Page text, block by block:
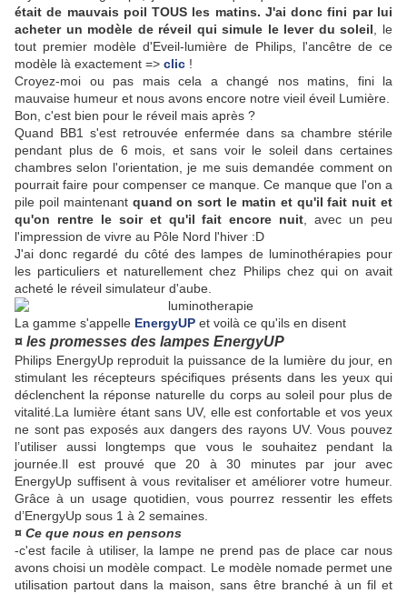
était de mauvais poil TOUS les matins. J'ai donc fini par lui
acheter un modèle de réveil qui simule le lever du soleil , le
tout premier modèle d'Eveil-lumière de Philips, l'ancêtre de ce
modèle là exactement => clic !
Croyez-moi ou pas mais cela a changé nos matins, fini la
mauvaise humeur et nous avons encore notre vieil éveil Lumière.
Bon, c'est bien pour le réveil mais après ?
Quand BB1 s'est retrouvée enfermée dans sa chambre stérile
pendant plus de 6 mois, et sans voir le soleil dans certaines
chambres selon l'orientation, je me suis demandée comment on
pourrait faire pour compenser ce manque. Ce manque que l'on a
pile poil maintenant quand on sort le matin et qu'il fait nuit et
qu'on rentre le soir et qu'il fait encore nuit , avec un peu
l'impression de vivre au Pôle Nord l'hiver :D
J'ai donc regardé du côté des lampes de luminothérapies pour
les particuliers et naturellement chez Philips chez qui on avait
acheté le réveil simulateur d'aube.
La gamme s'appelle EnergyUP et voilà ce qu'ils en disent
¤ les promesses des lampes EnergyUP
Philips EnergyUp reproduit la puissance de la lumière du jour, en
stimulant les récepteurs spécifiques présents dans les yeux qui
déclenchent la réponse naturelle du corps au soleil pour plus de
vitalité. La lumière étant sans UV, elle est confortable et vos yeux
ne sont pas exposés aux dangers des rayons UV. Vous pouvez
l’utiliser aussi longtemps que vous le souhaitez pendant la
journée. Il est prouvé que 20 à 30 minutes par jour avec
EnergyUp suffisent à vous revitaliser et améliorer votre humeur.
Grâce à un usage quotidien, vous pourrez ressentir les effets
d’EnergyUp sous 1 à 2 semaines.
¤ Ce que nous en pensons
-c'est facile à utiliser, la lampe ne prend pas de place car nous
avons choisi un modèle compact. Le modèle nomade permet une
utilisation partout dans la maison, sans être branché à un fil et